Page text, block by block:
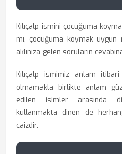
Kılıçalp ismini çocuğuma
mı, çocuğuma koymak
aklınıza gelen soruların
Kılıçalp ismimiz anlam
olmamakla birlikte anlam
edilen isimler arasında
kullanmakta dinen de
caizdir.